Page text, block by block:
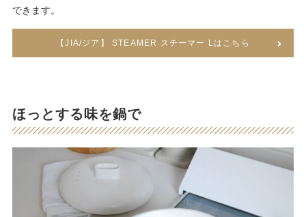
できます。
【JIA/ジア】 STEAMER スチーマー Lはこちら
ほっとする味を鍋で